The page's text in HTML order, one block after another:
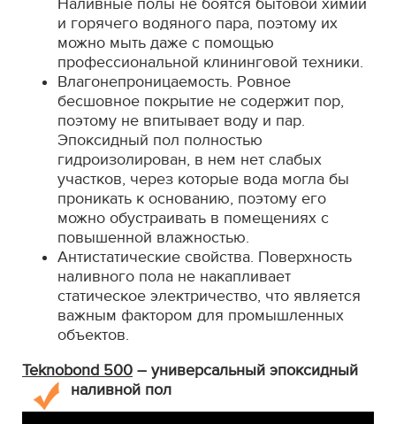
Наливные полы не боятся бытовой химии
и горячего водяного пара, поэтому их
можно мыть даже с помощью
профессиональной клининговой техники.
Влагонепроницаемость. Ровное
бесшовное покрытие не содержит пор,
поэтому не впитывает воду и пар.
Эпоксидный пол полностью
гидроизолирован, в нем нет слабых
участков, через которые вода могла бы
проникать к основанию, поэтому его
можно обустраивать в помещениях с
повышенной влажностью.
Антистатические свойства. Поверхность
наливного пола не накапливает
статическое электричество, что является
важным фактором для промышленных
объектов.
Teknobond 500 – универсальный эпоксидный
наливной пол